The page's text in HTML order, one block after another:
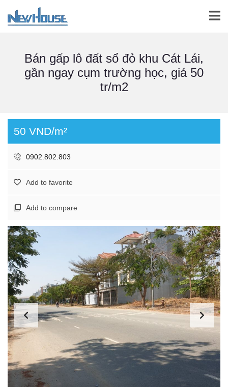
Bán gấp lô đất sổ đỏ khu Cát Lái,
gần ngay cụm trường học, giá 50
tr/m2
50 VND/m²
0902.802.803
Add to favorite
Add to compare